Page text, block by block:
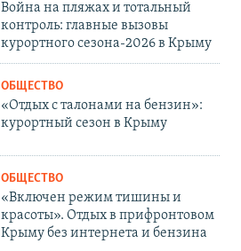
Война на пляжах и тотальный
контроль: главные вызовы
курортного сезона-2026 в Крыму
ОБЩЕСТВО
«Отдых с талонами на бензин»:
курортный сезон в Крыму
ОБЩЕСТВО
«Включен режим тишины и
красоты». Отдых в прифронтовом
Крыму без интернета и бензина